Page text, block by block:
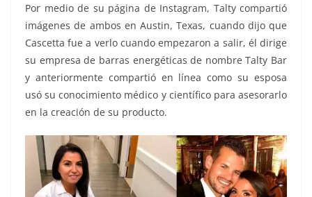
Por medio de su página de Instagram, Talty compartió
imágenes de ambos en Austin, Texas, cuando dijo que
Cascetta fue a verlo cuando empezaron a salir, él dirige
su empresa de barras energéticas de nombre Talty Bar
y anteriormente compartió en línea como su esposa
usó su conocimiento médico y científico para asesorarlo
en la creación de su producto.